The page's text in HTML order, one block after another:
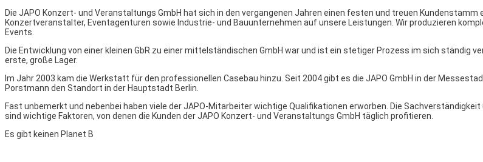
Die JAPO Konzert- und Veranstaltungs GmbH hat sich in den vergangenen Jahren einen festen und treuen
Konzertveranstalter, Eventagenturen sowie Industrie- und Bauunternehmen auf unsere Leistungen. Wir produzieren
Events.
Die Entwicklung von einer kleinen GbR zu einer mittelständischen GmbH war und ist ein stetiger Prozess im sich ständig
erste, große Lager.
Im Jahr 2003 kam die Werkstatt für den professionellen Casebau hinzu. Seit 2004 gibt es die JAPO GmbH in der
Porstmann den Standort in der Hauptstadt Berlin.
Fast unbemerkt und nebenbei haben viele der JAPO-Mitarbeiter wichtige Qualifikationen erworben. Die
sind wichtige Faktoren, von denen die Kunden der JAPO Konzert- und Veranstaltungs GmbH täglich profitieren.
Es gibt keinen Planet B